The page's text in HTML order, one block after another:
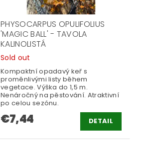
PHYSOCARPUS OPULIFOLIUS
'MAGIC BALL' - TAVOLA
KALINOLISTÁ
Sold out
Kompaktní opadavý keř s
proměnlivými listy během
vegetace. Výška do 1,5 m.
Nenáročný na pěstování. Atraktivní
po celou sezónu.
€7,44 DETAIL